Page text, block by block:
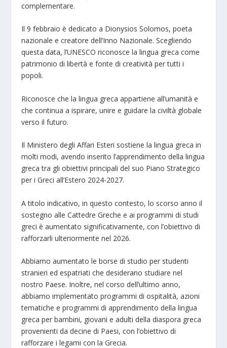
complementare.
Il 9 febbraio è dedicato a Dionysios Solomos, poeta
nazionale e creatore dell’Inno Nazionale. Scegliendo
questa data, l’UNESCO riconosce la lingua greca come
patrimonio di libertà e fonte di creatività per tutti i
popoli.
Riconosce che la lingua greca appartiene all’umanità e
che continua a ispirare, unire e guidare la civiltà globale
verso il futuro.
Il Ministero degli Affari Esteri sostiene la lingua greca in
molti modi, avendo inserito l’apprendimento della lingua
greca tra gli obiettivi principali del suo Piano Strategico
per i Greci all’Estero 2024-2027.
A titolo indicativo, in questo contesto, lo scorso anno il
sostegno alle Cattedre Greche e ai programmi di studi
greci è aumentato significativamente, con l’obiettivo di
rafforzarli ulteriormente nel 2026.
Abbiamo aumentato le borse di studio per studenti
stranieri ed espatriati che desiderano studiare nel
nostro Paese. Inoltre, nel corso dell’ultimo anno,
abbiamo implementato programmi di ospitalità, azioni
tematiche e programmi di apprendimento della lingua
greca per bambini, giovani e adulti della diaspora greca
provenienti da decine di Paesi, con l’obiettivo di
rafforzare i legami con la Grecia.